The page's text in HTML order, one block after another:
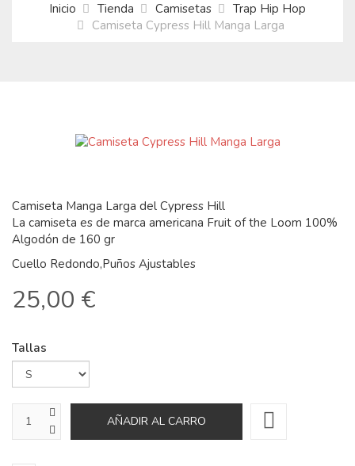
Inicio Tienda Camisetas
Trap Hip Hop
Camiseta Cypress Hill Manga Larga
Camiseta Manga Larga del Cypress Hill
La camiseta es de marca americana Fruit of the Loom 100%
Algodón de 160 gr
Cuello Redondo,Puños Ajustables
25,00 €
Tallas